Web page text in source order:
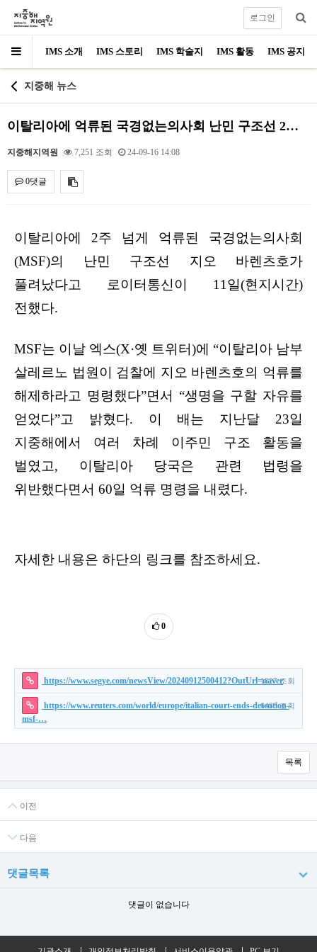
IMS 소개 IMS 스토리 IMS 학술지 IMS 활동 IMS 공지
로그인
지중해 뉴스
이탈리아에 억류된 국경없는의사회 난민 구조선 2주만에 …
지중해지역원 7,251 조회 24-09-16 14:08
0댓글
이탈리아에 2주 넘게 억류된 국경없는의사회
(MSF)의 난민 구조선 지오 바렌츠호가
풀려났다고 로이터통신이 11 일(현지시간)
전했다.
MSF는 이날 엑스(X·옛 트위터)에 “이탈리아 남부
살레르노 법원이 검찰에 지오 바렌츠호의 억류를
해제하라고 명령했다”면서 “생명을 구할 자유를
얻었다”고 밝혔다. 이 배는 지난달 23일
지중해에서 여러 차례 이주민 구조 활동을
벌였고, 이탈리아 당국은 관련 법령을
위반했다면서 60일 억류 명령을 내렸다.
자세한 내용은 하단의 링크를 참조하세요.
0
https://www.segye.com/newsView/20240912500412?OutUrl=naver
1827 조회
https://www.reuters.com/world/europe/italian-court-ends-detention-
msf-…
6433 조회
목록
이전
다음
댓글목록
댓글이 없습니다